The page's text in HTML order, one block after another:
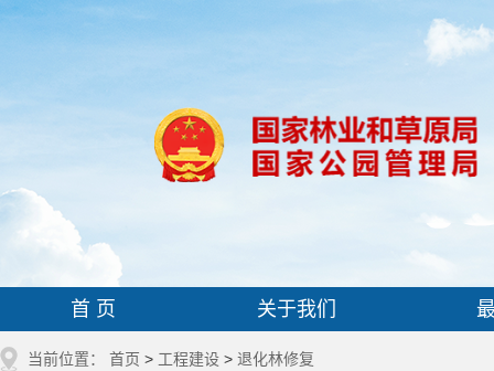
首 页 关于我们
当前位置： 首页 > 工程建设 > 退化林修复